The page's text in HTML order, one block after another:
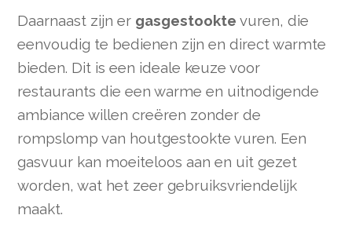
Daarnaast zijn er gasgestookte vuren, die
eenvoudig te bedienen zijn en direct warmte
bieden. Dit is een ideale keuze voor
restaurants die een warme en uitnodigende
ambiance willen creëren zonder de
rompslomp van houtgestookte vuren. Een
gasvuur kan moeiteloos aan en uit gezet
worden, wat het zeer gebruiksvriendelijk
maakt.